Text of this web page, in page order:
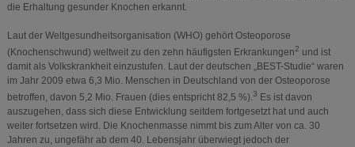
die Erhaltung gesunder Knochen erkannt.
Laut der Weltgesundheitsorganisation (WHO) gehört Osteoporose
(Knochenschwund) weltweit zu den zehn häufigsten Erkrankungen2 und ist
damit als Volkskrankheit einzustufen. Laut der deutschen „BEST-Studie“ waren
im Jahr 2009 etwa 6,3 Mio. Menschen in Deutschland von der Osteoporose
betroffen, davon 5,2 Mio. Frauen (dies entspricht 82,5 %).3 Es ist davon
auszugehen, dass sich diese Entwicklung seitdem fortgesetzt hat und auch
weiter fortsetzen wird. Die Knochenmasse nimmt bis zum Alter von ca. 30
Jahren zu, ungefähr ab dem 40. Lebensjahr überwiegt jedoch der